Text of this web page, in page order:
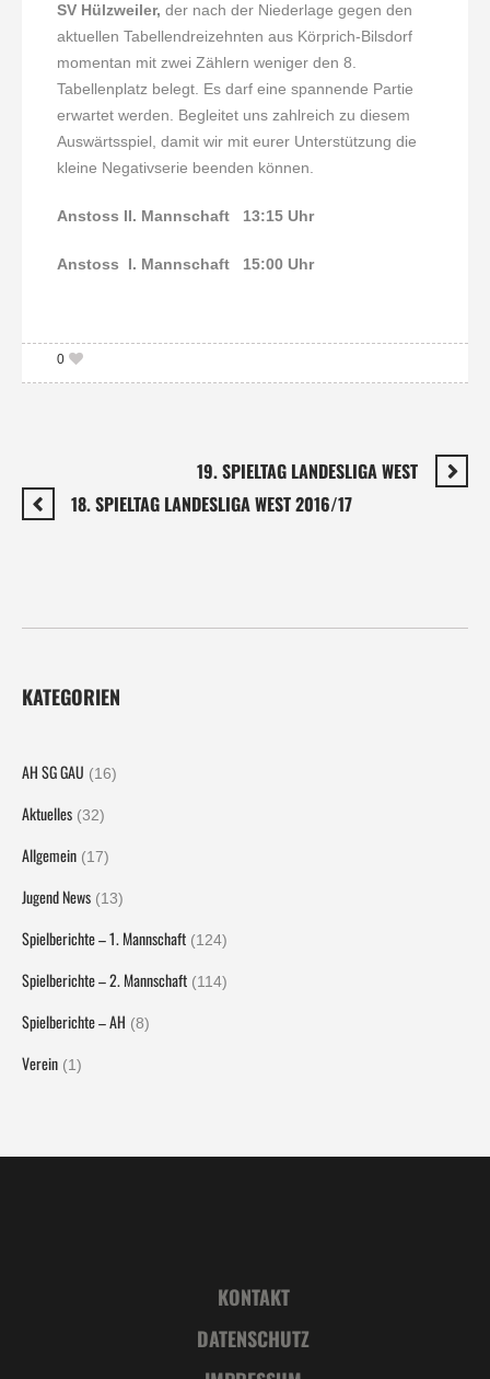
SV Hülzweiler, der nach der Niederlage gegen den
aktuellen Tabellendreizehnten aus Körprich-Bilsdorf
momentan mit zwei Zählern weniger den 8.
Tabellenplatz belegt. Es darf eine spannende Partie
erwartet werden. Begleitet uns zahlreich zu diesem
Auswärtsspiel, damit wir mit eurer Unterstützung die
kleine Negativserie beenden können.
Anstoss II. Mannschaft 13:15 Uhr
Anstoss I. Mannschaft 15:00 Uhr
0
19. SPIELTAG LANDESLIGA WEST
18. SPIELTAG LANDESLIGA WEST 2016/17
KATEGORIEN
AH SG GAU (16)
Aktuelles (32)
Allgemein (17)
Jugend News (13)
Spielberichte – 1. Mannschaft (124)
Spielberichte – 2. Mannschaft (114)
Spielberichte – AH (8)
Verein (1)
KONTAKT
DATENSCHUTZ